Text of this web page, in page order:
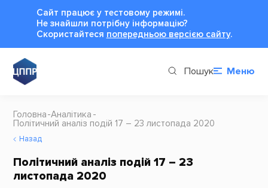
Сайт працює у тестовому режимі.
Не знайшли потрібну інформацію?
Cкористайтеся попередньою версією сайту.
Пошук Меню
Головна Аналітика
Політичний аналіз подій 17 – 23 листопада 2020
Назад
Політичний аналіз подій 17 – 23
листопада 2020